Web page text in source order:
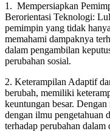
1. Mempersiapkan
Berorientasi Teknologi:
pemimpin yang tidak
memahami dampaknya
dalam pengambilan
perubahan sosial.
2. Keterampilan Adaptif
berubah, memiliki
keuntungan besar.
dengan ilmu pengetahuan
terhadap perubahan